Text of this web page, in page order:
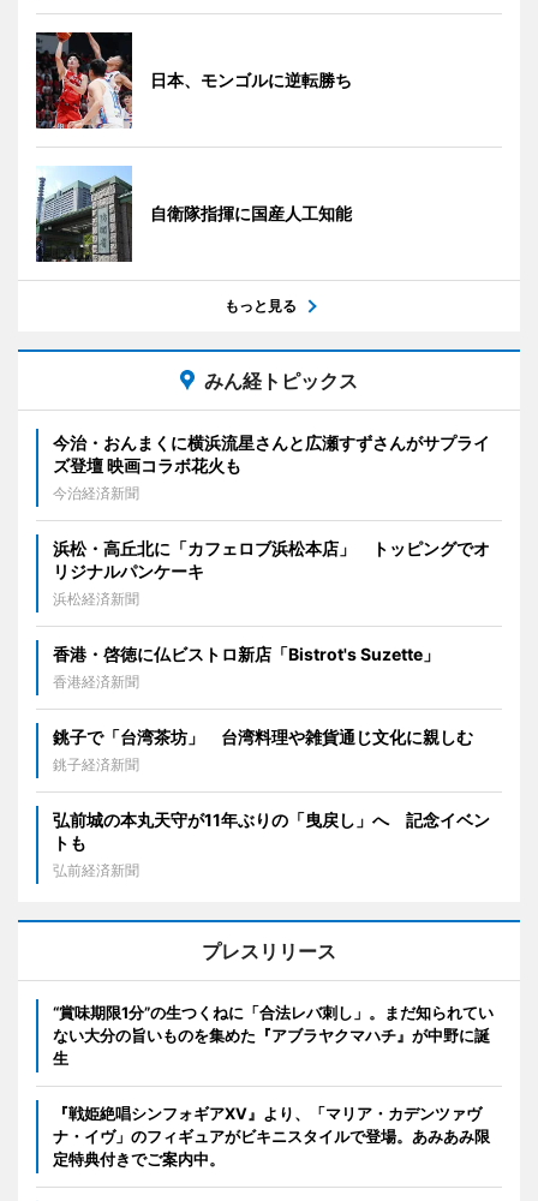
日本、モンゴルに逆転勝ち
自衛隊指揮に国産人工知能
もっと見る
みん経トピックス
今治・おんまくに横浜流星さんと広瀬すずさんがサプライ
ズ登壇 映画コラボ花火も
今治経済新聞
浜松・高丘北に「カフェロブ浜松本店」 トッピングでオ
リジナルパンケーキ
浜松経済新聞
香港・啓徳に仏ビストロ新店「Bistrot's Suzette」
香港経済新聞
銚子で「台湾茶坊」 台湾料理や雑貨通じ文化に親しむ
銚子経済新聞
弘前城の本丸天守が11年ぶりの「曳戻し」へ 記念イベン
トも
弘前経済新聞
プレスリリース
“賞味期限1分”の生つくねに「合法レバ刺し」。まだ知られてい
ない大分の旨いものを集めた『アブラヤクマハチ』が中野に誕
生
『戦姫絶唱シンフォギアXV』より、「マリア・カデンツァヴ
ナ・イヴ」のフィギュアがビキニスタイルで登場。あみあみ限
定特典付きでご案内中。